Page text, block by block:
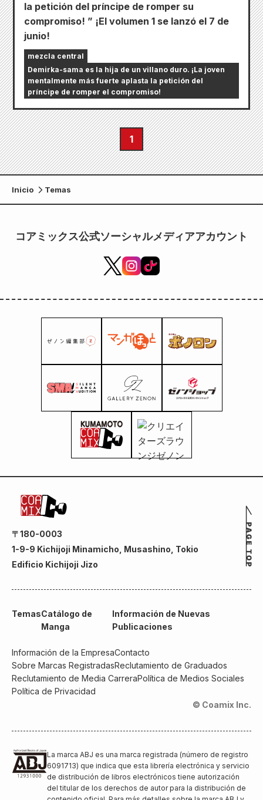
la petición del príncipe de romper su
compromiso! ” ¡El volumen 1 se lanzó el 7 de
junio!
mezcla central
Demirka-sama es la hija de un villano duro. ¡La joven
mentalmente más fuerte aplasta la petición del
príncipe de romper el compromiso!
1
Inicio Temas
コアミックス公式ソーシャルメディアアカウント
〒180-0003
1-9-9 Kichijoji Minamicho, Musashino, Tokio
Edificio Kichijoji Jizo
TemasCatálogo de
Manga
Información de Nuevas
Publicaciones
Información de la EmpresaContacto
Sobre Marcas RegistradasReclutamiento de Graduados
Reclutamiento de Media CarreraPolítica de Medios Sociales
Política de Privacidad
© Coamix Inc.
La marca ABJ es una marca registrada (número de registro
6091713) que indica que esta librería electrónica y servicio
de distribución de libros electrónicos tiene autorización
del titular de los derechos de autor para la distribución de